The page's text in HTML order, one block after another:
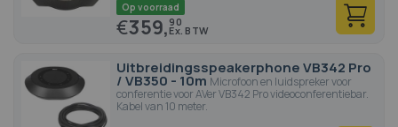
Op voorraad
€359,90
Uitbreidingsspeakerphone VB342 Pro
/ VB350 - 10m Microfoon en luidspreker voor
conferentie voor AVer VB342 Pro videoconferentiebar.
Kabel van 10 meter.